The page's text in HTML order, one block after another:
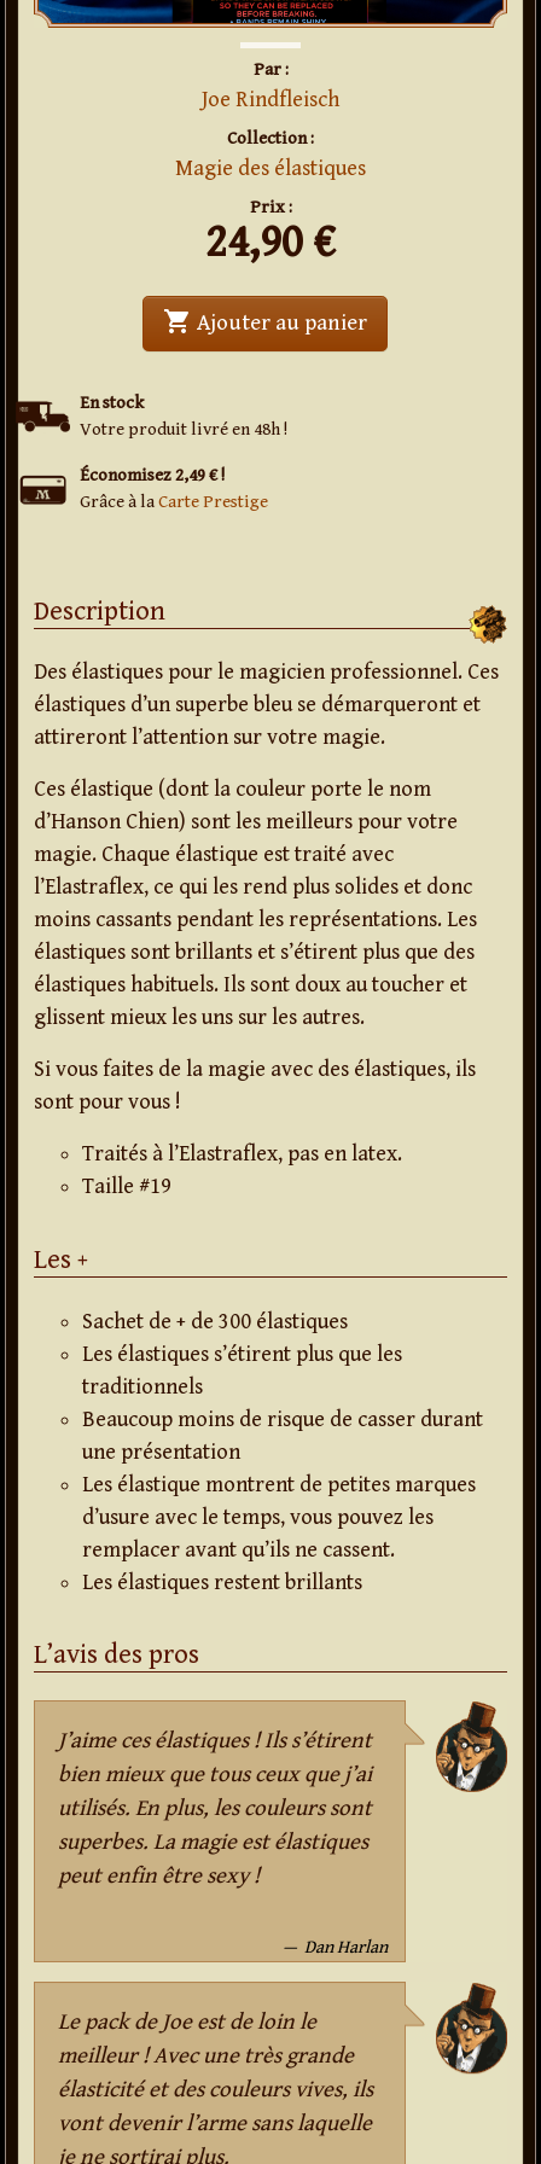
Par :
Joe Rindfleisch
Collection :
Magie des élastiques
Prix :
24,90 €
En stock
Votre produit livré en 48h !
Économisez 2,49 € !
Grâce à laCarte Prestige
shopping_cart Ajouter au panier' . Elastiques
Description
Des élastiques pour le magicien professionnel. Ces
élastiques d’un superbe bleu se démarqueront et
attireront l’attention sur votre magie.
Ces élastique (dont la couleur porte le nom
d’Hanson Chien) sont les meilleurs pour votre
magie. Chaque élastique est traité avec
l’Elastraflex, ce qui les rend plus solides et donc
moins cassants pendant les représentations. Les
élastiques sont brillants et s’étirent plus que des
élastiques habituels. Ils sont doux au toucher et
glissent mieux les uns sur les autres.
Si vous faites de la magie avec des élastiques, ils
sont pour vous !
Traités à l’Elastraflex, pas en latex.
Taille #19
Les +
Sachet de + de 300 élastiques
Les élastiques s’étirent plus que les
traditionnels
Beaucoup moins de risque de casser durant
une présentation
Les élastique montrent de petites marques
d’usure avec le temps, vous pouvez les
remplacer avant qu’ils ne cassent.
Les élastiques restent brillants
L’avis des pros
J’aime ces élastiques ! Ils s’étirent
bien mieux que tous ceux que j’ai
utilisés. En plus, les couleurs sont
superbes. La magie est élastiques
peut enfin être sexy !
Dan Harlan
Le pack de Joe est de loin le
meilleur ! Avec une très grande
élasticité et des couleurs vives, ils
vont devenir l’arme sans laquelle
je ne sortirai plus.